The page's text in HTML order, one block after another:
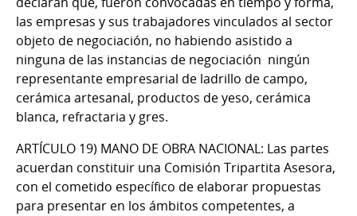
las empresas y sus trabajadores vinculados al sector
objeto de negociación, no habiendo asistido a
ninguna de las instancias de negociación ningún
representante empresarial de ladrillo de campo,
cerámica artesanal, productos de yeso, cerámica
blanca, refractaria y gres.
ARTÍCULO 19) MANO DE OBRA NACIONAL: Las partes
acuerdan constituir una Comisión Tripartita Asesora,
con el cometido específico de elaborar propuestas
para presentar en los ámbitos competentes, a